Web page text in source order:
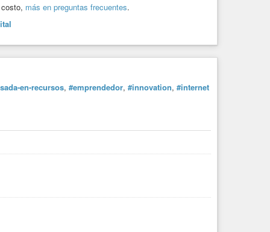
más en preguntas frecuentes.
en-recursos, #emprendedor, #innovation, #internet